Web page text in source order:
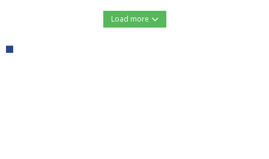
Load more